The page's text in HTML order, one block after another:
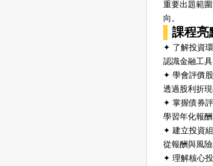
重要出題範
向。
▌課程亮
✦ 了解投資
認識金融工
✦ 學會評價
透過股利折
✦ 掌握債券
學習年化報
✦ 建立投資
從報酬與風
✦ 理解核心